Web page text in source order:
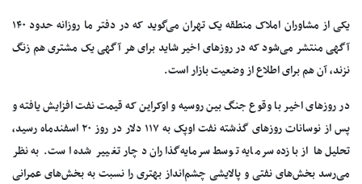
یکی از مشاوران املاک منطقه یک تهران می‌گوید که در دفتر ما روزانه حدود ۱۴۰
آگهی منتشر می‌شود که در روز‌های اخیر شاید برای هر آگهی یک مشتری هم زنگ
نزند، آن هم برای اطلاع از وضعیت بازار است.
در روز‌های اخیر با وقوع جنگ بین روسیه و اوکراین که قیمت نفت افزایش یافته و
پس از نوسانات روز‌های گذشته نفت اوپک به ۱۱۷ دلار در روز ۲۰ اسفندماه رسید،
تحلیل‌ها از بازده سرمایه توسط سرمایه‌گذاران دچار تغییر شده است. به نظر
می‌رسد بخش‌های نفتی و پالایشی چشم‌انداز بهتری را نسبت به بخش‌های عمرانی